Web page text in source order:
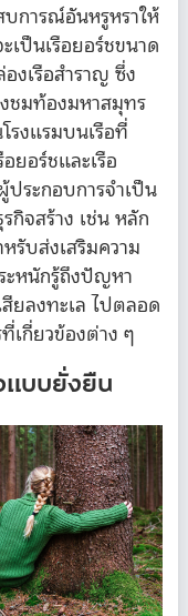
การณ์อันหรูหราให้
เป็นเรือยอร์ชขนาด
งเรือสำราญ ซึ่ง
ชมท้องมหาสมุทร
รงแรมบนเรือที่
ยอร์ชและเรือ
ประกอบการจำเป็น
จสร้าง เช่น หลัก
รับส่งเสริมความ
ะหนักรู้ถึงปัญหา
ยลงทะเล ไปตลอด
เกี่ยวข้องต่าง ๆ
แบบยั่งยืน